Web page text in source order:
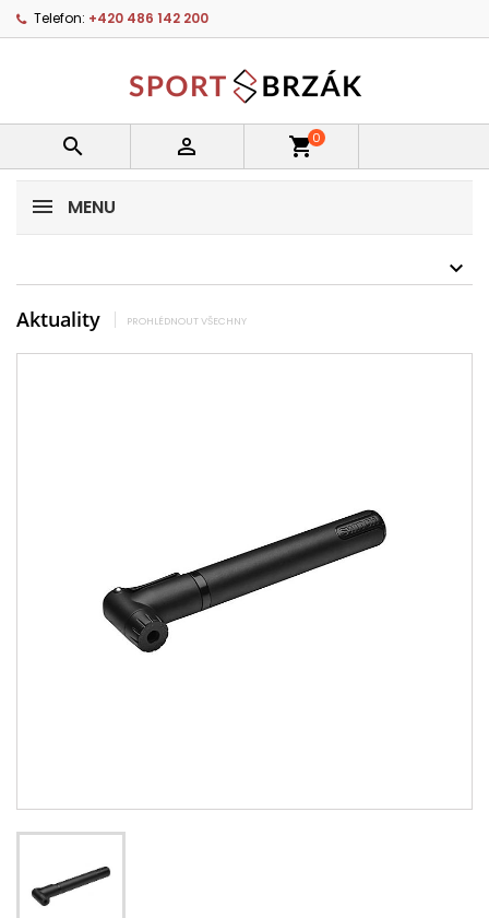
Telefon: +420 486 142 200
  shopping_cart0
MENU
Aktuality PROHLÉDNOUT VŠECHNY